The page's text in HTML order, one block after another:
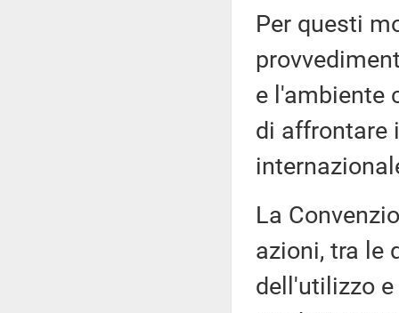
Per questi
e l'ambiente
di affrontare
La
azioni, tra le
dell'utilizzo